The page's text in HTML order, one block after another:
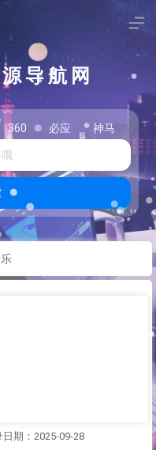
导航网
360 必应 神马 头
日期：2025-09-28